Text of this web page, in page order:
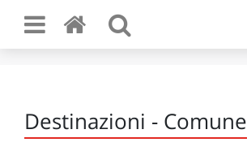
Destinazioni - Comune